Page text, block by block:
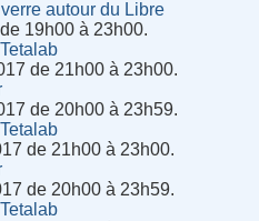
autour du Libre
19h00 à 23h00.
de 21h00 à 23h00.
de 20h00 à 23h59.
de 21h00 à 23h00.
de 20h00 à 23h59.